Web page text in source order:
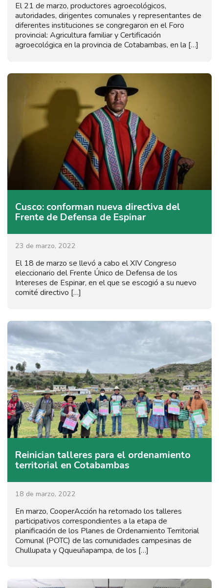
El 21 de marzo, productores agroecológicos,
autoridades, dirigentes comunales y representantes de
diferentes instituciones se congregaron en el Foro
provincial: Agricultura familiar y Certificación
agroecológica en la provincia de Cotabambas, en la […]
Cusco: conforman nueva directiva del
Frente de Defensa de Espinar
23 de marzo, 2022
El 18 de marzo se llevó a cabo el XIV Congreso
eleccionario del Frente Único de Defensa de los
Intereses de Espinar, en el que se escogió a su nuevo
comité directivo […]
Reinician talleres para el ordenamiento
territorial en Cotabambas
18 de marzo, 2022
En marzo, CooperAcción ha retomado los talleres
participativos correspondientes a la etapa de
planificación de los Planes de Ordenamiento Territorial
Comunal (POTC) de las comunidades campesinas de
Chullupata y Qqueuñapampa, de los […]